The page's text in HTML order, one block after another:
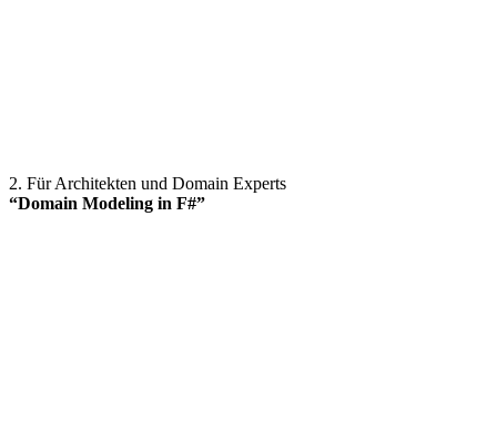
2. Für Architekten und Domain Experts
“Domain Modeling in F#”